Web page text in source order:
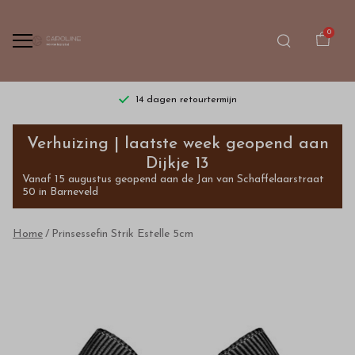
0
14 dagen retourtermijn
Prinsessefin
Strik
Estelle
5cm
kinderkleding
Verhuizing | laatste week geopend aan
Dijkje 13
Vanaf 15 augustus geopend aan de Jan van Schaffelaarstraat
50 in Barneveld
Home Prinsessefin Strik Estelle 5cm